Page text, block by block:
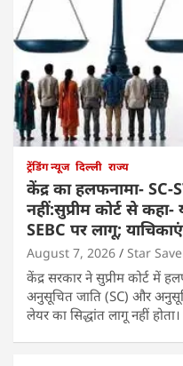
ट्रेंडिंग न्यूज दिल्ली राज्य
केंद्र का हलफनामा- SC-
नहीं:सुप्रीम कोर्ट से
SEBC पर लागू;
August 7, 2026 Star
केंद्र सरकार ने सुप्रीम कोर्ट में
अनुसूचित जाति (SC) और
लेयर का सिद्धांत लागू नहीं